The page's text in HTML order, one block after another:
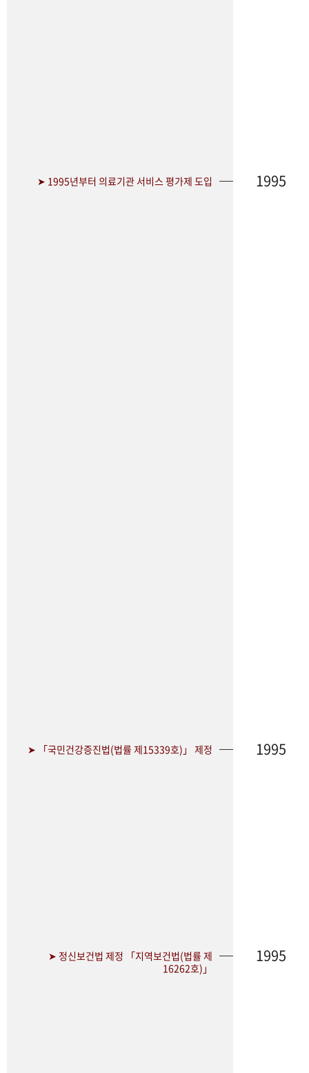
➤ 1995년부터 의료기관 서비스 평가제 도입 1995
➤ 「국민건강증진법(법률 제15339호)」 제정 1995
➤ 정신보건법 제정 「지역보건법(법률 제
16262호)」
1995